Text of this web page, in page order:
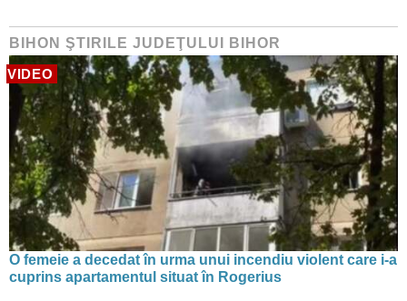
BIHON ŞTIRILE JUDEŢULUI BIHOR
VIDEO
O femeie a decedat în urma unui incendiu violent care i-a
cuprins apartamentul situat în Rogerius